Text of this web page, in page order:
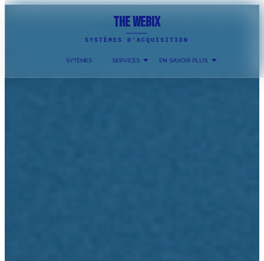
THE WEBIX
SYSTÈMES D'ACQUISITION
SYTÈMES SERVICES EN SAVOIR PLUS